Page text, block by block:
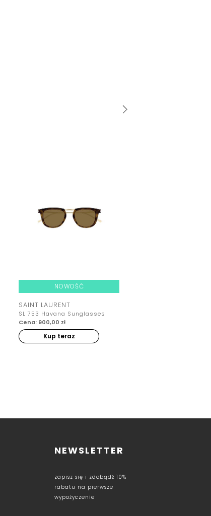
NOWOŚĆ
SAINT LAURENT
SL 753 Havana Sunglasses
Cena: 900,00 zł
Kup teraz
NEWSLETTER
zapisz się i zdobądź 10%
rabatu na pierwsze
wypożyczenie